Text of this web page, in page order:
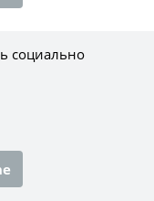
социально